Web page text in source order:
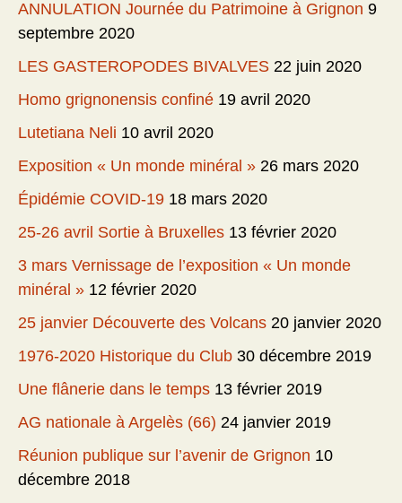
ANNULATION Journée du Patrimoine à Grignon 9
septembre 2020
LES GASTEROPODES BIVALVES 22 juin 2020
Homo grignonensis confiné 19 avril 2020
Lutetiana Neli 10 avril 2020
Exposition « Un monde minéral » 26 mars 2020
Épidémie COVID-19 18 mars 2020
25-26 avril Sortie à Bruxelles 13 février 2020
3 mars Vernissage de l’exposition « Un monde
minéral » 12 février 2020
25 janvier Découverte des Volcans 20 janvier 2020
1976-2020 Historique du Club 30 décembre 2019
Une flânerie dans le temps 13 février 2019
AG nationale à Argelès (66) 24 janvier 2019
Réunion publique sur l’avenir de Grignon 10
décembre 2018